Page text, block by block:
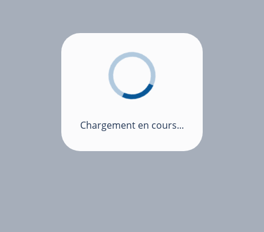
Chargement en cours...